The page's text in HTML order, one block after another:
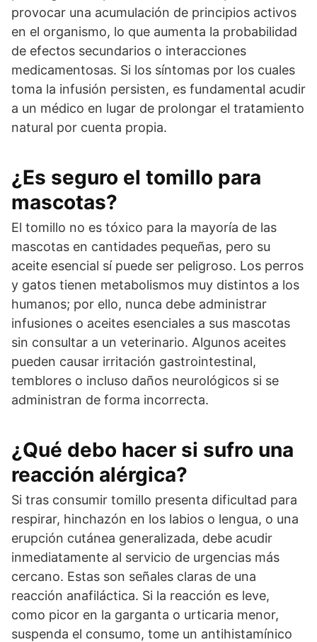
provocar una acumulación de principios activos
en el organismo, lo que aumenta la probabilidad
de efectos secundarios o interacciones
medicamentosas. Si los síntomas por los cuales
toma la infusión persisten, es fundamental acudir
a un médico en lugar de prolongar el tratamiento
natural por cuenta propia.
¿Es seguro el tomillo para
mascotas?
El tomillo no es tóxico para la mayoría de las
mascotas en cantidades pequeñas, pero su
aceite esencial sí puede ser peligroso. Los perros
y gatos tienen metabolismos muy distintos a los
humanos; por ello, nunca debe administrar
infusiones o aceites esenciales a sus mascotas
sin consultar a un veterinario. Algunos aceites
pueden causar irritación gastrointestinal,
temblores o incluso daños neurológicos si se
administran de forma incorrecta.
¿Qué debo hacer si sufro una
reacción alérgica?
Si tras consumir tomillo presenta dificultad para
respirar, hinchazón en los labios o lengua, o una
erupción cutánea generalizada, debe acudir
inmediatamente al servicio de urgencias más
cercano. Estas son señales claras de una
reacción anafiláctica. Si la reacción es leve,
como picor en la garganta o urticaria menor,
suspenda el consumo, tome un antihistamínico